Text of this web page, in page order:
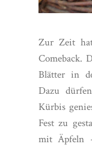
Zur Zeit
Comeback.
Blätter in
Dazu
Kürbis
Fest zu
mit Äpfeln